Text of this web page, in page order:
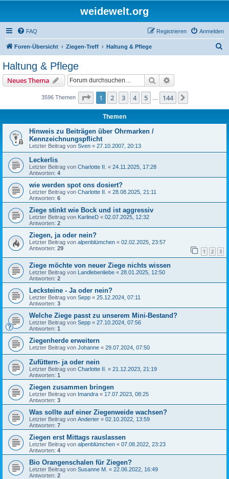
weidewelt.org
FAQ Anmelden
Registrieren
Foren-Übersicht Ziegen-Treff Haltung & Pflege
Haltung & Pflege
Neues Thema Suche
3596 Themen Seite 1von 144
1 2 3 4 5 144
Themen
Hinweis zu Beiträgen über Ohrmarken /
Kennzeichnungspflicht
Letzter Beitrag von Sven « 27.10.2007, 20:13
Leckerlis
Letzter Beitrag von Charlotte II. « 24.11.2025, 17:28
Antworten: 4
wie werden spot ons dosiert?
Letzter Beitrag von Charlotte II. « 28.08.2025, 21:11
Antworten: 6
Ziege stinkt wie Bock und ist aggressiv
Letzter Beitrag von KarlineD « 02.07.2025, 12:32
Antworten: 2
Ziegen, ja oder nein?
Letzter Beitrag von alpenblümchen « 02.02.2025, 23:57
Antworten: 29 1 2 3
Ziege möchte von neuer Ziege nichts wissen
Letzter Beitrag von Landlebenliebe « 28.01.2025, 12:50
Antworten: 2
Lecksteine - Ja oder nein?
Letzter Beitrag von Sepp « 25.12.2024, 07:11
Antworten: 3
Welche Ziege passt zu unserem Mini-Bestand?
Letzter Beitrag von Sepp « 27.10.2024, 07:56
Antworten: 1
Ziegenherde erweitern
Letzter Beitrag von Johanne « 29.07.2024, 07:50
Zufüttern- ja oder nein
Letzter Beitrag von Charlotte II. « 21.12.2023, 21:19
Antworten: 1
Ziegen zusammen bringen
Letzter Beitrag von Imandra « 17.07.2023, 08:25
Antworten: 3
Was sollte auf einer Ziegenweide wachsen?
Letzter Beitrag von Anderter « 02.10.2022, 13:59
Antworten: 7
Ziegen erst Mittags rauslassen
Letzter Beitrag von alpenblümchen « 07.08.2022, 23:23
Antworten: 4
Bio Orangenschalen für Ziegen?
Letzter Beitrag von Susanne M. « 22.06.2022, 16:49
Antworten: 2